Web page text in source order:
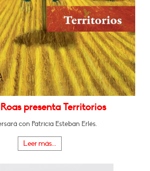
presenta Territorios
con Patricia Esteban Erlés.
Leer más...